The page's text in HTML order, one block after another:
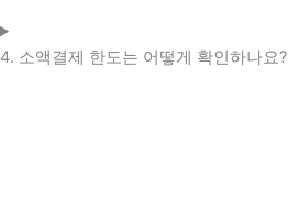
4. 소액결제 한도는 어떻게 확인하나요?